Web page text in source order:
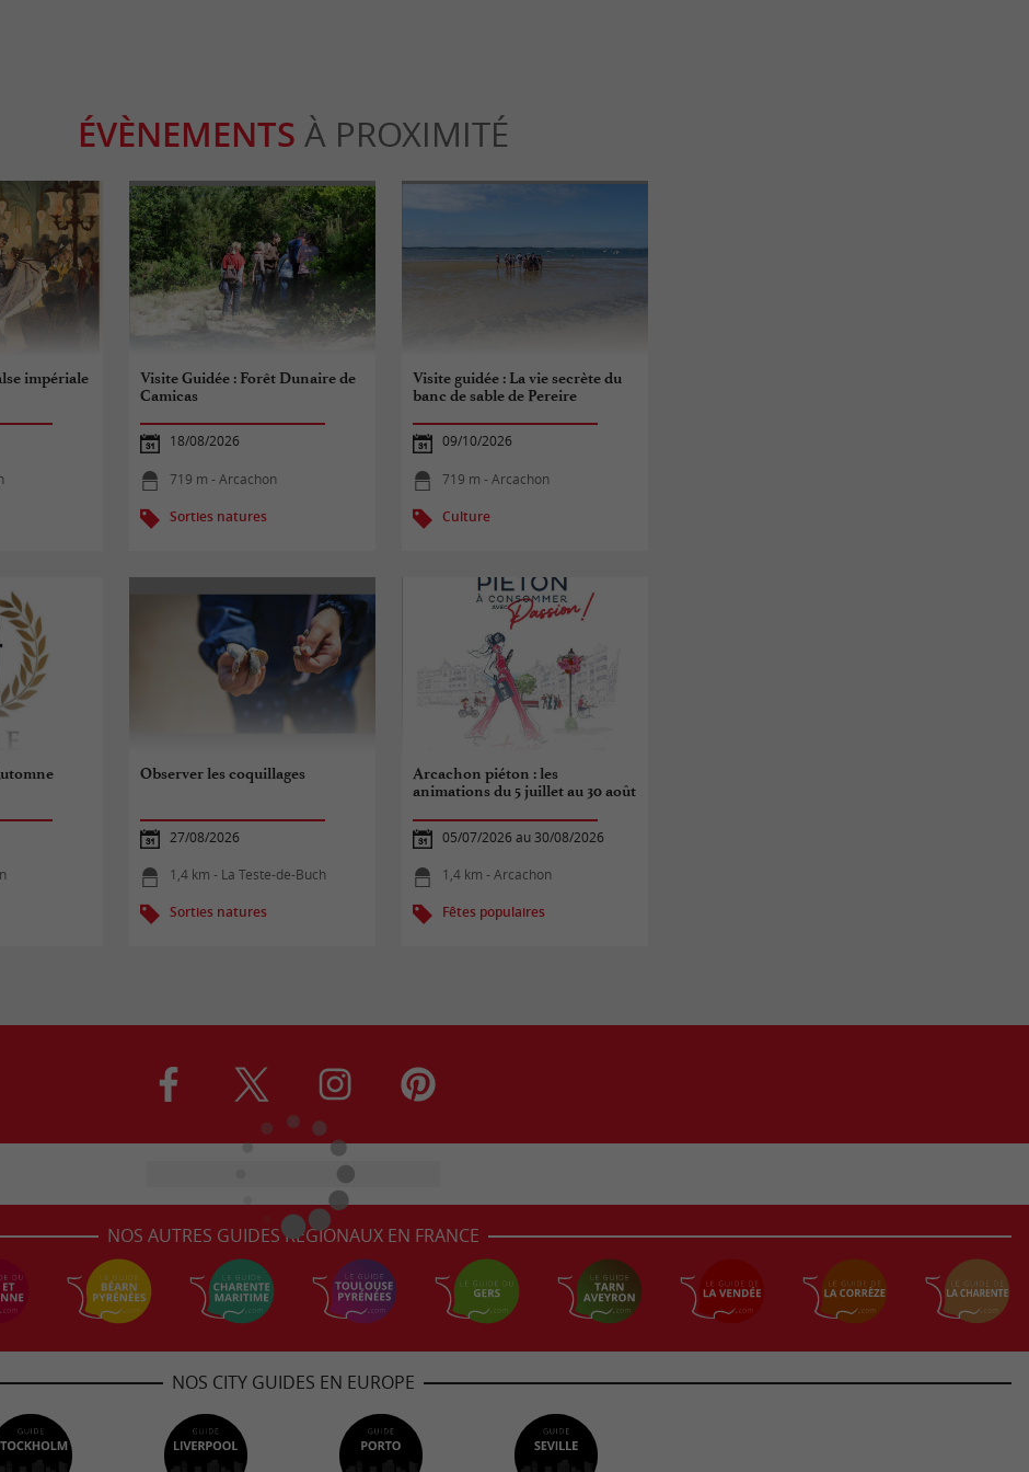
ÉVÈNEMENTS À PROXIMITÉ
impériale
Visite Guidée : Forêt Dunaire de
Camicas
18/08/2026
719 m - Arcachon
Sorties natures
Visite guidée : La vie secrète du
banc de sable de Pereire
09/10/2026
719 m - Arcachon
Culture
Observer les coquillages
27/08/2026
1,4 km - La Teste-de-Buch
Sorties natures
Arcachon piéton : les
animations du 5 juillet au 30 août
05/07/2026 au 30/08/2026
1,4 km - Arcachon
Fêtes populaires
NOS AUTRES GUIDES RÉGIONAUX EN FRANCE
NOS CITY GUIDES EN EUROPE